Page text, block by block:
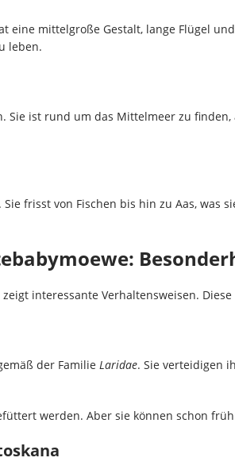
eine mittelgroße Gestalt, lange Flügel
leben.
Sie ist rund um das Mittelmeer zu finden,
frisst von Fischen bis hin zu Aas, was
interessante Verhaltensweisen.
der Familie Laridae. Sie verteidigen
werden. Aber sie können schon